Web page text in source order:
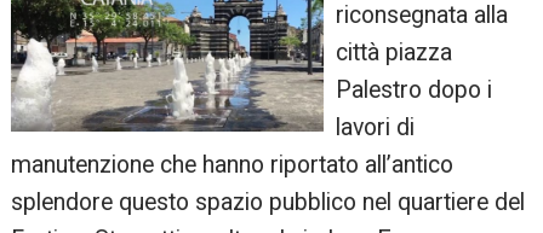
riconsegnata alla
città piazza
Palestro dopo i
lavori di
manutenzione che hanno riportato all’antico
splendore questo spazio pubblico nel quartiere del